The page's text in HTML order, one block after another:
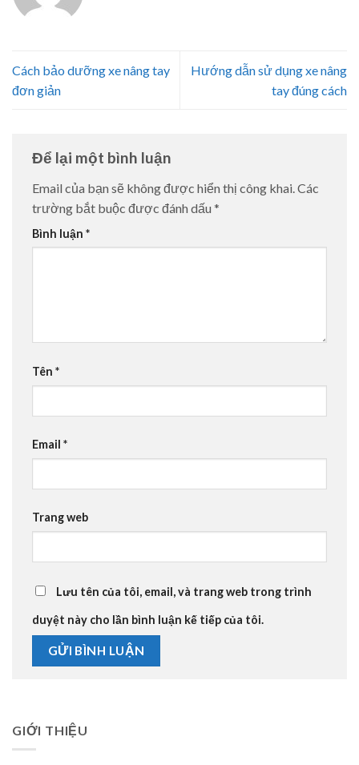
Cách bảo dưỡng xe nâng tay
đơn giản
Hướng dẫn sử dụng xe nâng
tay đúng cách
Để lại một bình luận
Email của bạn sẽ không được hiển thị công khai. Các
trường bắt buộc được đánh dấu *
Bình luận *
Tên *
Email *
Trang web
Lưu tên của tôi, email, và trang web trong trình
duyệt này cho lần bình luận kế tiếp của tôi.
GIỚI THIỆU